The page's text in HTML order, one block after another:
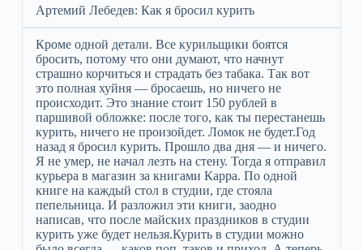
Артемий Лебедев: Как я бросил курить
Кроме одной детали. Все курильщики боятся
бросить, потому что они думают, что начнут
страшно корчиться и страдать без табака. Так вот
это полная хуйня — бросаешь, но ничего не
происходит. Это знание стоит 150 рублей в
паршивой обложке: после того, как ты перестанешь
курить, ничего не произойдет. Ломок не будет.Год
назад я бросил курить. Прошло два дня — и ничего.
Я не умер, не начал лезть на стену. Тогда я отправил
курьера в магазин за книгами Карра. По одной
книге на каждый стол в студии, где стояла
пепельница. И разложил эти книги, заодно
написав, что после майских праздников в студии
курить уже будет нельзя.Курить в студии можно